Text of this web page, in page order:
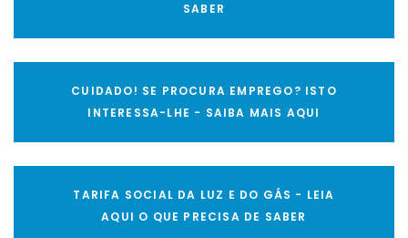
SABER
CUIDADO! SE PROCURA EMPREGO? ISTO
INTERESSA-LHE - SAIBA MAIS AQUI
TARIFA SOCIAL DA LUZ E DO GÁS - LEIA
AQUI O QUE PRECISA DE SABER